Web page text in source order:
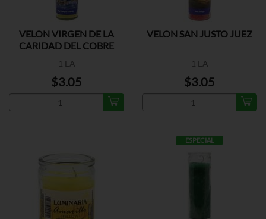
VELON VIRGEN DE LA
CARIDAD DEL COBRE
1 EA
$3.05
VELON SAN JUSTO JUEZ
1 EA
$3.05
ESPECIAL